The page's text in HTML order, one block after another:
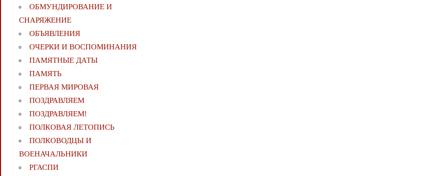
ОБМУНДИРОВАНИЕ И
СНАРЯЖЕНИЕ
ОБЪЯВЛЕНИЯ
ОЧЕРКИ И ВОСПОМИНАНИЯ
ПАМЯТНЫЕ ДАТЫ
ПАМЯТЬ
ПЕРВАЯ МИРОВАЯ
ПОЗДРАВЛЯЕМ
ПОЗДРАВЛЯЕМ!
ПОЛКОВАЯ ЛЕТОПИСЬ
ПОЛКОВОДЦЫ И
ВОЕНАЧАЛЬНИКИ
РГАСПИ